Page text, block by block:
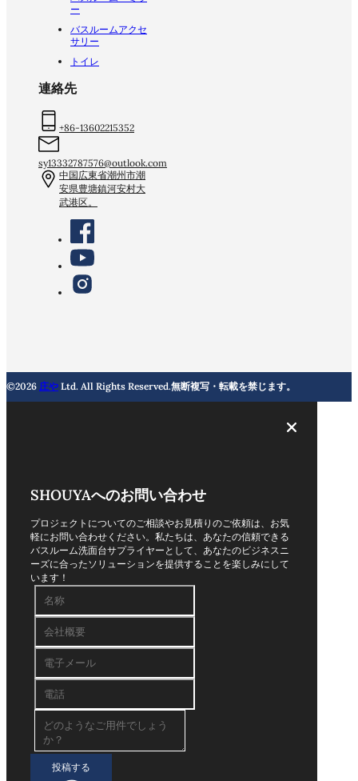
ー
バスルームアクセ
サリー
トイレ
連絡先
+86-13602215352
sy13332787576@outlook.com
中国広東省潮州市潮
安県豊塘鎮河安村大
武港区。
©2026 庄や Ltd. All Rights Reserved.無断複写・転載を禁じます。
SHOUYAへのお問い合わせ
プロジェクトについてのご相談やお見積りのご依頼は、お気
軽にお問い合わせください。私たちは、あなたの信頼できる
バスルーム洗面台サプライヤーとして、あなたのビジネスニ
ーズに合ったソリューションを提供することを楽しみにして
います！
投稿する